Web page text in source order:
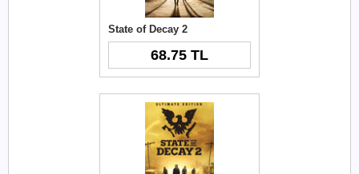
State of Decay 2
68.75 TL